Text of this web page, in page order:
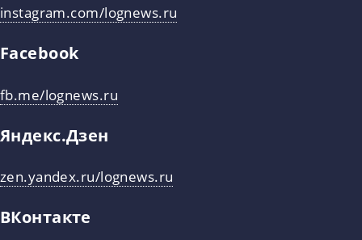
instagram.com/lognews.ru
Facebook
fb.me/lognews.ru
Яндекс.Дзен
zen.yandex.ru/lognews.ru
ВКонтакте